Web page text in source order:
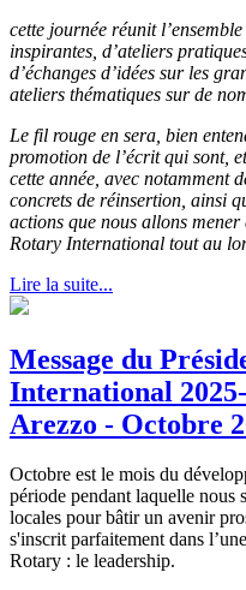
cette journée réunit
inspirantes, d’ateliers
d’échanges d’idées sur les
ateliers thématiques sur de
Le fil rouge en sera, bien
promotion de l’écrit qui sont,
cette année, avec notamment
concrets de réinsertion, ainsi
actions que nous allons mener
Rotary International tout au
Lire la suite...
Message du
International
Arezzo - Octobre
Octobre est le mois du
période pendant laquelle nous
locales pour bâtir un avenir
s'inscrit parfaitement dans
Rotary : le leadership.